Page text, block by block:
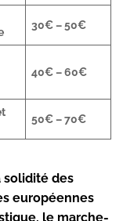
30€ – 50€
40€ – 60€
50€ – 70€
solidité des
européennes
le marche-